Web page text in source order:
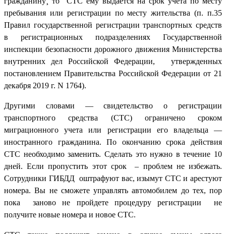
пребывания или регистрации по месту жительства (п. п.35
Правил государственной регистрации транспортных средств
в регистрационных подразделениях Государственной
инспекции безопасности дорожного движения Министерства
внутренних дел Российской Федерации, утвержденных
постановлением Правительства Российской Федерации от 21
декабря 2019 г. N 1764).
Другими словами — свидетельство о регистрации
транспортного средства (СТС) ограничено сроком
миграционного учета или регистрации его владельца —
иностранного гражданина. По окончанию срока действия
СТС необходимо заменить. Сделать это нужно в течение 10
дней. Если пропустить этот срок – проблем не избежать.
Сотрудники ГИБДД оштрафуют вас, изымут СТС и арестуют
номера. Вы не сможете управлять автомобилем до тех, пор
пока заново не пройдете процедуру регистрации не
получите новые номера и новое СТС.